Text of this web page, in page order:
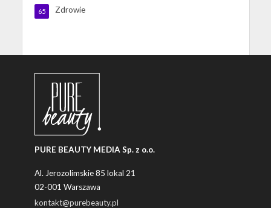
Zdrowie
65
PURE BEAUTY MEDIA Sp. z o.o.
Al. Jerozolimskie 85 lokal 21
02-001 Warszawa
kontakt@purebeauty.pl